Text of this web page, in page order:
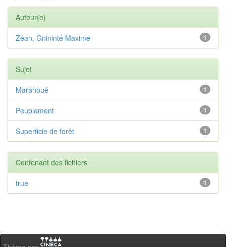
Auteur(e)
1
Zéan, Gnininté Maxime
Sujet
1
Marahoué
1
Peuplement
1
Superficie de forêt
Contenant des fichiers
1
true